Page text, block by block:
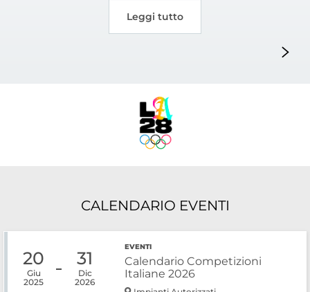
Feed
Dove siamo
CALENDARIO EVENTI
20
Giu
2025
31
Dic
2026
EVENTI
Calendario Competizioni
Italiane 2026
Leggi tutto